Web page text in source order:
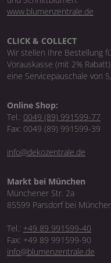
www.blumenzentrale.de
CLICK & COLLECT
Wir stellen Ihre Bestellung
Vorauskasse (mit 2%
eine Servicepauschale von
Online Shop:
Tel.: 0049 (89) 991599-77
Fax: 0049 (89) 991599-39
info@dekozentrale.de
Markt bei München
Münchener Str. 2a
85599 Parsdorf bei
Tel.: +49 89 991599-40
Fax: +49 89 991599-90
info@blumenzentrale.de